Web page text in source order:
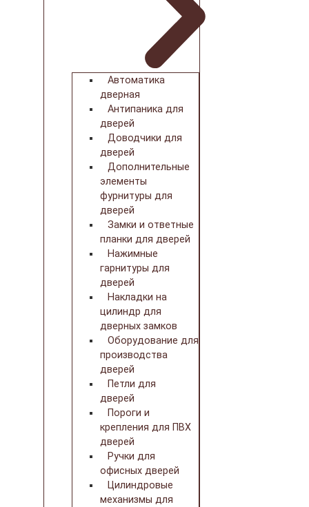
Автоматика
дверная
Антипаника для
дверей
Доводчики для
дверей
Дополнительные
элементы
фурнитуры для
дверей
Замки и ответные
планки для дверей
Нажимные
гарнитуры для
дверей
Накладки на
цилиндр для
дверных замков
Оборудование для
производства
дверей
Петли для
дверей
Пороги и
крепления для ПВХ
дверей
Ручки для
офисных дверей
Цилиндровые
механизмы для